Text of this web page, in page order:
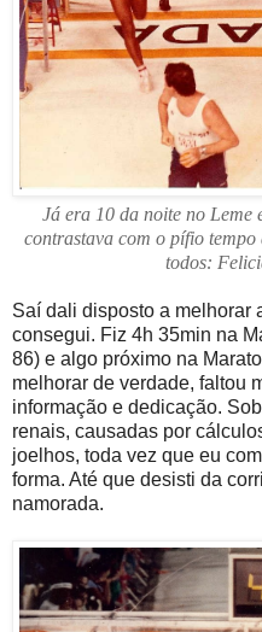
Já era 10 da noite no Leme
contrastava com o pífio
todos:
Saí dali disposto a melhorar
consegui. Fiz 4h 35min na
86) e algo próximo na
melhorar de verdade, faltou
informação e dedicação.
renais, causadas por
joelhos, toda vez que eu
forma. Até que desisti da
namorada.